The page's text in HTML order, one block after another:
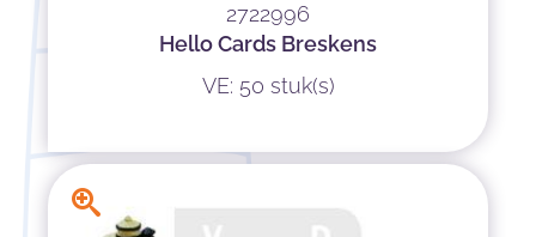
2722996
Hello Cards Breskens
VE: 50 stuk(s)